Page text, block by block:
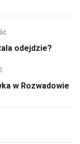
odejdzie?
w Rozwadowie